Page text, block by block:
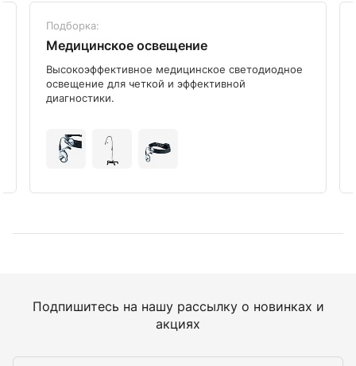
Подборка:
Медицинское освещение
Высокоэффективное медицинское светодиодное
освещение для четкой и эффективной
диагностики.
Подпишитесь на нашу рассылку о новинках и
акциях